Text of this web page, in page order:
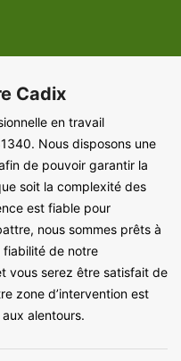
Cadix
en travail
Nous disposons une
de pouvoir garantir la
soit la complexité des
est fiable pour
nous sommes prêts à
de notre
vous serez être satisfait de
zone d’intervention est
alentours.